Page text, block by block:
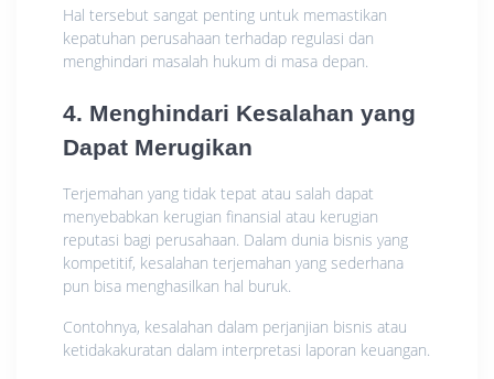
Hal tersebut sangat penting untuk memastikan
kepatuhan perusahaan terhadap regulasi dan
menghindari masalah hukum di masa depan.
4. Menghindari Kesalahan yang
Dapat Merugikan
Terjemahan yang tidak tepat atau salah dapat
menyebabkan kerugian finansial atau kerugian
reputasi bagi perusahaan. Dalam dunia bisnis yang
kompetitif, kesalahan terjemahan yang sederhana
pun bisa menghasilkan hal buruk.
Contohnya, kesalahan dalam perjanjian bisnis atau
ketidakakuratan dalam interpretasi laporan keuangan.